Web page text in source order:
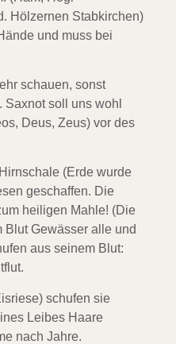
Hölzernen Stabkirchen)
und muss bei
schauen, sonst
Saxnot soll uns wohl
Deus, Zeus) vor des
(Erde wurde
geschaffen. Die
heiligen Mahle! (Die
Blut Gewässer alle und
aus seinem Blut:
schufen sie
Leibes Haare
nach Jahre.